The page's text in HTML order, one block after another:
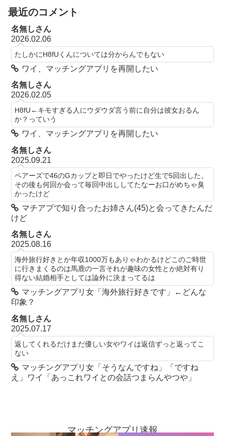
最近のコメント
名無しさん
2026.02.06
たしかにH8fUくんについては分からんでもない
ワイ、マッチングアプリを再開したい
名無しさん
2026.02.05
H8fU←キモすぎる人にウダウダ言う前に自分は彼女おるん
か？っていう
ワイ、マッチングアプリを再開したい
名無しさん
2025.09.21
ペアーズで46のGカップと即日でやったけど生で5回出した。
その後も何回か会って毎回中出ししてたなーお口がめちゃ臭
かったけど
マチアプで知り合ったお姉さん(45)と会ってきたんだ
けど
名無しさん
2025.08.16
海外旅行好きとか年収1000万もありゃわかるけどこのご時世
に行きまくるのは馬鹿の一言それが趣味の女性とか絶対有り
得ない結婚相手としては論外に決まってるは
マッチングアプリ女「海外旅行好きです」←どんな
印象？
名無しさん
2025.07.17
返してくれるだけまだ優しい女やワイは返信ずっと返ってこ
ない
マッチングアプリ女「そうなんですね」「ですね
え」ワイ「あっこれワイとの会話つまらんやつや」
マッチングアプリ速報